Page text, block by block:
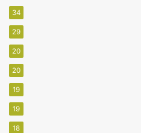
34
29
20
20
19
19
18